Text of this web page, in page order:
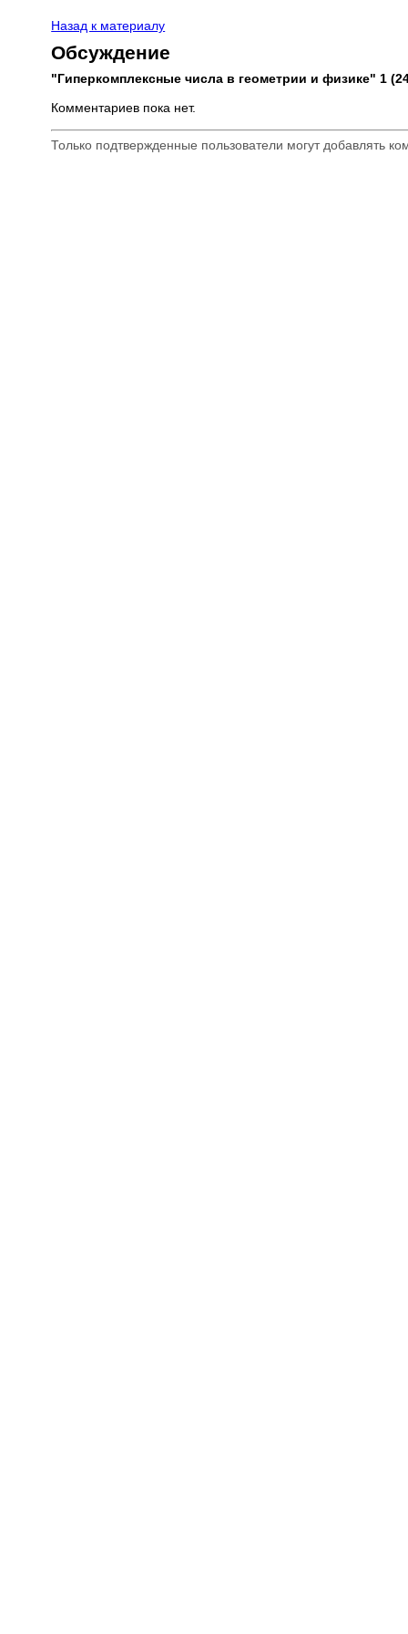
Назад к материалу
Обсуждение
"Гиперкомплексные числа в геометрии и физике" 1
Комментариев пока нет.
Только подтвержденные пользователи могут добавлять